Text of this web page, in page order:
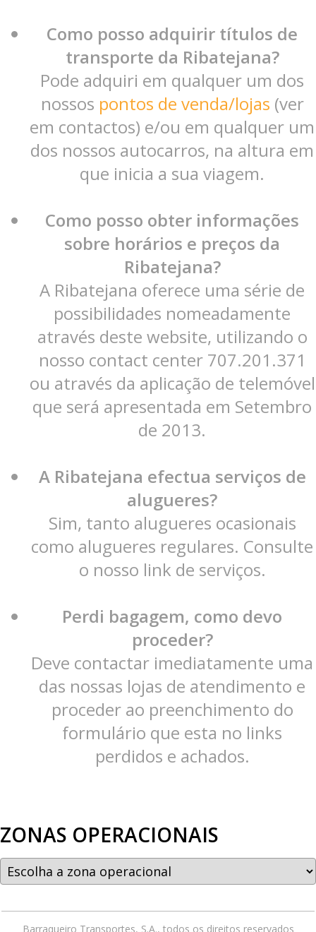
Como posso adquirir títulos de
transporte da Ribatejana?
Pode adquiri em qualquer um dos
nossos pontos de venda/lojas (ver
em contactos) e/ou em qualquer um
dos nossos autocarros, na altura em
que inicia a sua viagem.
Como posso obter informações
sobre horários e preços da
Ribatejana?
A Ribatejana oferece uma série de
possibilidades nomeadamente
através deste website, utilizando o
nosso contact center 707.201.371
ou através da aplicação de telemóvel
que será apresentada em Setembro
de 2013.
A Ribatejana efectua serviços de
alugueres?
Sim, tanto alugueres ocasionais
como alugueres regulares. Consulte
o nosso link de serviços.
Perdi bagagem, como devo
proceder?
Deve contactar imediatamente uma
das nossas lojas de atendimento e
proceder ao preenchimento do
formulário que esta no links
perdidos e achados.
ZONAS OPERACIONAIS
Barraqueiro Transportes, S.A., todos os direitos reservados